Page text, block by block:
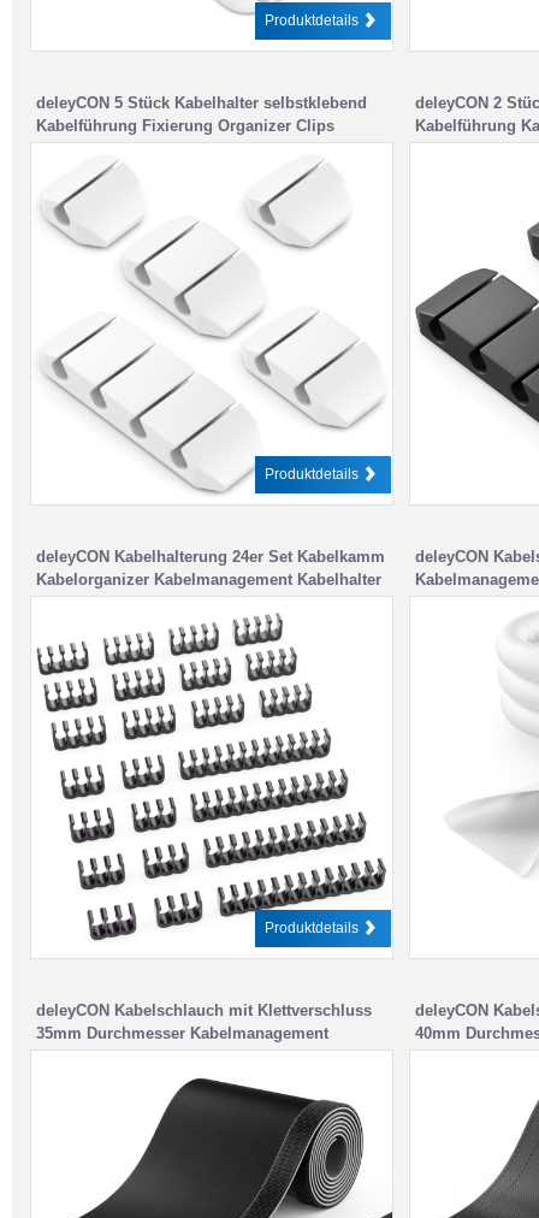
Produktdetails
deleyCON 5 Stück Kabelhalter selbstklebend
Kabelführung Fixierung Organizer Clips
Kabelbefestigung Kabel Management
Kabelklemmen – für 4/2/1 Kabel – Büro
Schreibtisch Auto Hobbyraum Weiß
Produktdetails
deleyCON 2
Kabelführung
Clips
deleyCON Kabelhalterung 24er Set Kabelkamm
Kabelorganizer Kabelmanagement Kabelhalter
Kabelführung Kabelclips Kabel Kämme 24-Pin
8-Pin 6-Pin für interne PC Computer Kabel
Schwarz
Produktdetails
deleyCON
deleyCON Kabelschlauch mit Klettverschluss
35mm Durchmesser Kabelmanagement
Schwarz
deleyCON
40mm
Schwarz